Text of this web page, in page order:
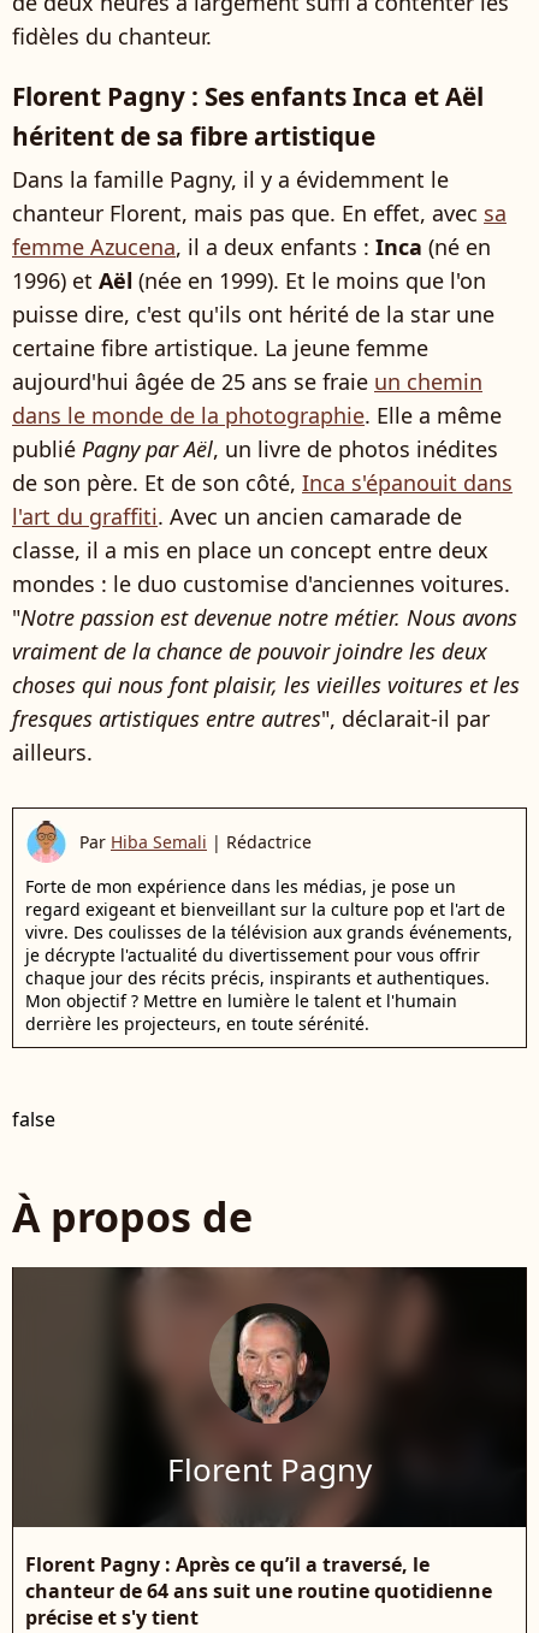
fidèles du chanteur.
Florent Pagny : Ses enfants Inca et Aël
héritent de sa fibre artistique
Dans la famille Pagny, il y a évidemment le
chanteur Florent, mais pas que. En effet, avec sa
femme Azucena, il a deux enfants : Inca (né en
1996) et Aël (née en 1999). Et le moins que l'on
puisse dire, c'est qu'ils ont hérité de la star une
certaine fibre artistique. La jeune femme
aujourd'hui âgée de 25 ans se fraie un chemin
dans le monde de la photographie. Elle a même
publié Pagny par Aël, un livre de photos inédites
de son père. Et de son côté, Inca s'épanouit dans
l'art du graffiti. Avec un ancien camarade de
classe, il a mis en place un concept entre deux
mondes : le duo customise d'anciennes voitures.
"Notre passion est devenue notre métier. Nous avons
vraiment de la chance de pouvoir joindre les deux
choses qui nous font plaisir, les vieilles voitures et les
fresques artistiques entre autres", déclarait-il par
ailleurs.
Par Hiba Semali | Rédactrice
Forte de mon expérience dans les médias, je pose un
regard exigeant et bienveillant sur la culture pop et l'art de
vivre. Des coulisses de la télévision aux grands événements,
je décrypte l'actualité du divertissement pour vous offrir
chaque jour des récits précis, inspirants et authentiques.
Mon objectif ? Mettre en lumière le talent et l'humain
derrière les projecteurs, en toute sérénité.
false
À propos de
Florent Pagny
Florent Pagny : Après ce qu’il a traversé, le
chanteur de 64 ans suit une routine quotidienne
précise et s'y tient